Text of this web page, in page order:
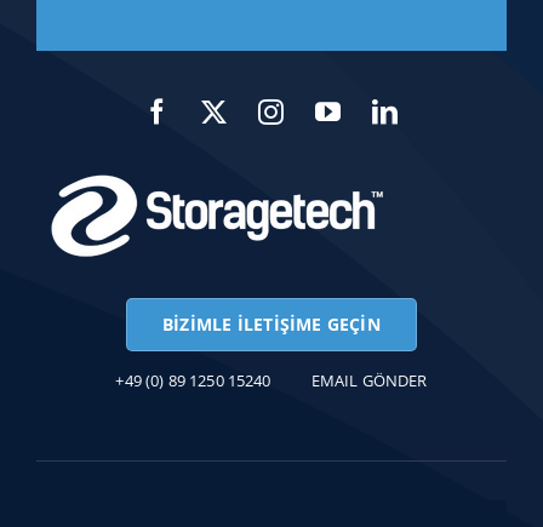
BIZIMLE İLETIŞIME GEÇIN
+49 (0) 89 1250 15240 EMAIL GÖNDER